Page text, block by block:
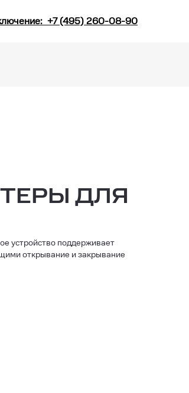
+7 (495) 260-08-90
ДЛЯ
устройство поддерживает
открывание и закрывание